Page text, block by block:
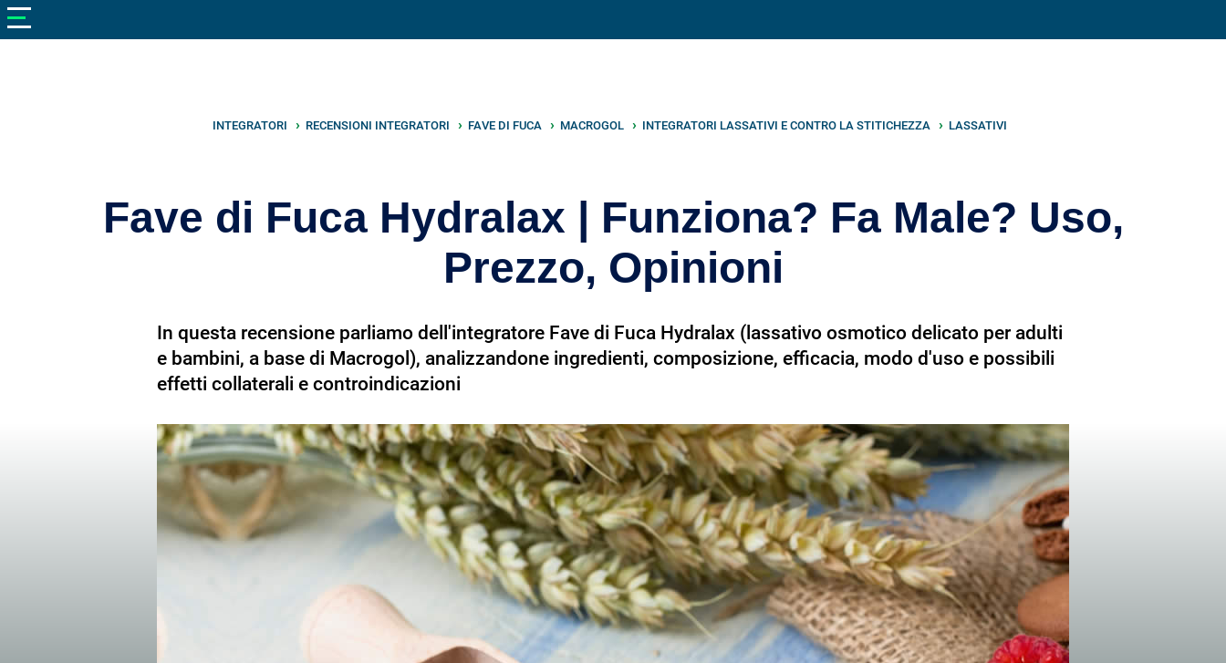
INTEGRATORI RECENSIONI INTEGRATORI FAVE DI FUCA MACROGOL INTEGRATORI LASSATIVI E CONTRO LA STITICHEZZA LASSATIVI
Fave di Fuca Hydralax | Funziona? Fa Male? Uso,
Prezzo, Opinioni
In questa recensione parliamo dell'integratore Fave di Fuca Hydralax (lassativo osmotico delicato per adulti
e bambini, a base di Macrogol), analizzandone ingredienti, composizione, efficacia, modo d'uso e possibili
effetti collaterali e controindicazioni
V netonutrizione